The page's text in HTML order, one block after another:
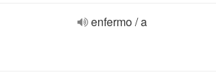
enfermo / a